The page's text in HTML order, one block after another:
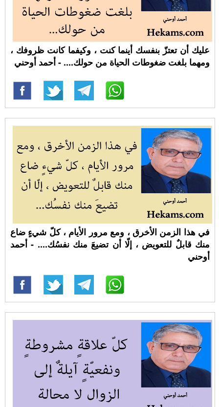
عليك أن تعتزّ بنفسك أينما كنت ، وكيفما كانت ظروفك ،
ومهما بلغت ضغوطات الحياة من حولك.... - أحمد أوحني
في هذا الزمن الأخرق ، ومع مرور الأيام ، كلّ شيءٍ ضاع
منك قابلٌ للتعويض ، إلّا أن تضيعَ منك نفسُك.... - أحمد
أوحني